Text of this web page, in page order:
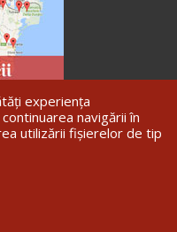
experiența
navigării în
utilizării fișierelor de tip